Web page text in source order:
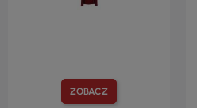
ZOBACZ